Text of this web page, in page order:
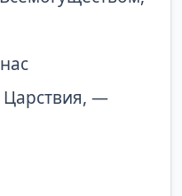
Царствия, —